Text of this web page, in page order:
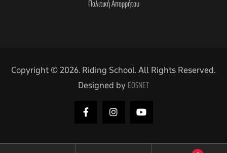
Πολιτική Απορρήτου
Copyright © 2026. Riding School. All Rights Reserved.
Designed by EOSNET